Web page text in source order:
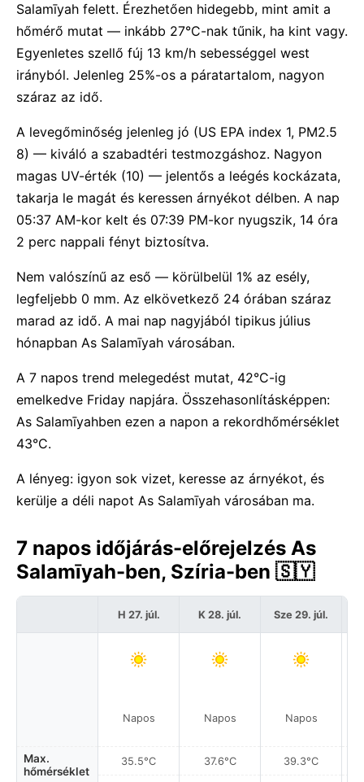
Salamīyah felett. Érezhetően hidegebb, mint amit a
hőmérő mutat — inkább 27°C-nak tűnik, ha kint vagy.
Egyenletes szellő fúj 13 km/h sebességgel west
irányból. Jelenleg 25%-os a páratartalom, nagyon
száraz az idő.
A levegőminőség jelenleg jó (US EPA index 1, PM2.5
8) — kiváló a szabadtéri testmozgáshoz. Nagyon
magas UV-érték (10) — jelentős a leégés kockázata,
takarja le magát és keressen árnyékot délben. A nap
05:37 AM-kor kelt és 07:39 PM-kor nyugszik, 14 óra
2 perc nappali fényt biztosítva.
Nem valószínű az eső — körülbelül 1% az esély,
legfeljebb 0 mm. Az elkövetkező 24 órában száraz
marad az idő. A mai nap nagyjából tipikus július
hónapban As Salamīyah városában.
A 7 napos trend melegedést mutat, 42°C-ig
emelkedve Friday napjára. Összehasonlításképpen:
As Salamīyahben ezen a napon a rekordhőmérséklet
43°C.
A lényeg: igyon sok vizet, keresse az árnyékot, és
kerülje a déli napot As Salamīyah városában ma.
7 napos időjárás-előrejelzés As
Salamīyah-ben, Szíria-ben 🇸🇾
Max.
hőmérséklet
H 27. júl.
Napos
35.5°C
K 28. júl.
Napos
37.6°C
Sze 29. júl.
Napos
39.3°C